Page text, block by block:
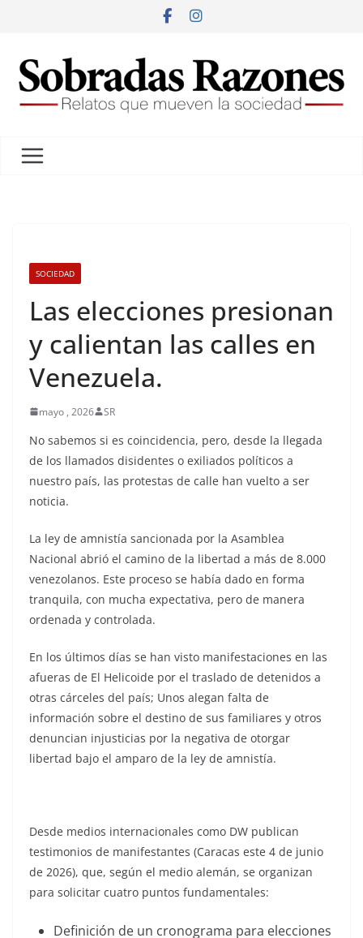
SOCIEDAD
Las elecciones presionan
y calientan las calles en
Venezuela.
mayo , 2026 SR
No sabemos si es coincidencia, pero, desde la llegada
de los llamados disidentes o exiliados políticos a
nuestro país, las protestas de calle han vuelto a ser
noticia.
La ley de amnistía sancionada por la Asamblea
Nacional abrió el camino de la libertad a más de 8.000
venezolanos. Este proceso se había dado en forma
tranquila, con mucha expectativa, pero de manera
ordenada y controlada.
En los últimos días se han visto manifestaciones en las
afueras de El Helicoide por el traslado de detenidos a
otras cárceles del país; Unos alegan falta de
información sobre el destino de sus familiares y otros
denuncian injusticias por la negativa de otorgar
libertad bajo el amparo de la ley de amnistía.
Desde medios internacionales como DW publican
testimonios de manifestantes (Caracas este 4 de junio
de 2026), que, según el medio alemán, se organizan
para solicitar cuatro puntos fundamentales:
Definición de un cronograma para elecciones